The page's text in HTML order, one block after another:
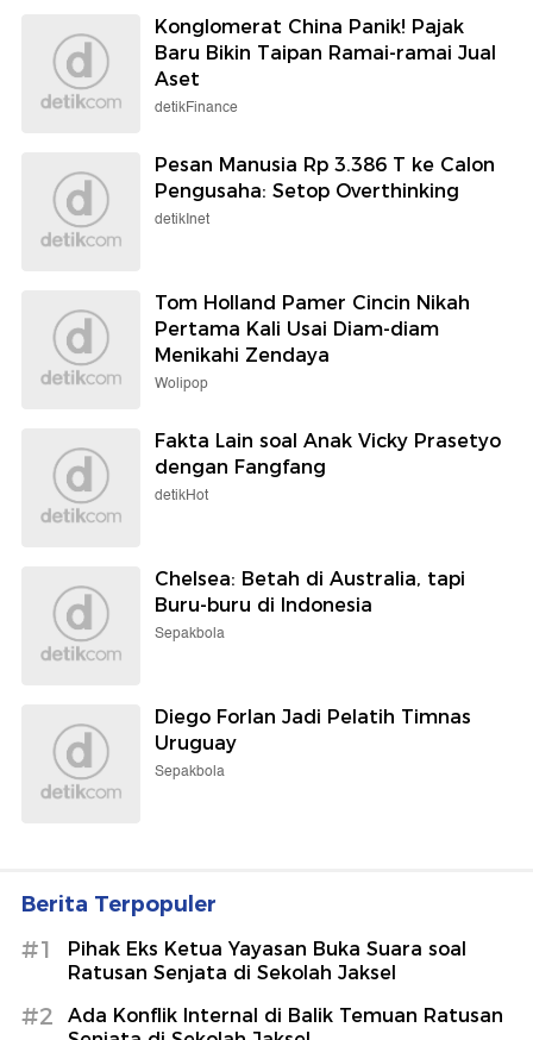
Konglomerat China Panik! Pajak
Baru Bikin Taipan Ramai-ramai Jual
Aset
detikFinance
Pesan Manusia Rp 3.386 T ke Calon
Pengusaha: Setop Overthinking
detikInet
Tom Holland Pamer Cincin Nikah
Pertama Kali Usai Diam-diam
Menikahi Zendaya
Wolipop
Fakta Lain soal Anak Vicky Prasetyo
dengan Fangfang
detikHot
Chelsea: Betah di Australia, tapi
Buru-buru di Indonesia
Sepakbola
Diego Forlan Jadi Pelatih Timnas
Uruguay
Sepakbola
Berita Terpopuler
#1
Pihak Eks Ketua Yayasan Buka Suara soal
Ratusan Senjata di Sekolah Jaksel
#2
Ada Konflik Internal di Balik Temuan Ratusan